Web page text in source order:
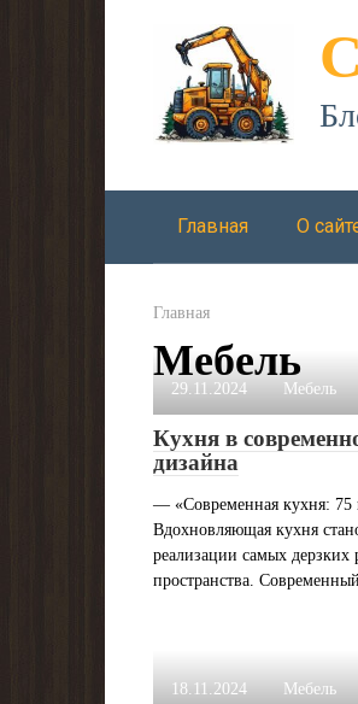
Главная О
Главная
Мебель
29.11.2024 Мебель
Кухня в
дизайна
— «Современная кухня: 75
Вдохновляющая кухня
реализации самых
пространства.
18.11.2024 Мебель